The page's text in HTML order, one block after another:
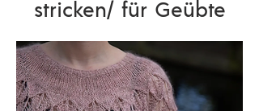
stricken/ für Geübte